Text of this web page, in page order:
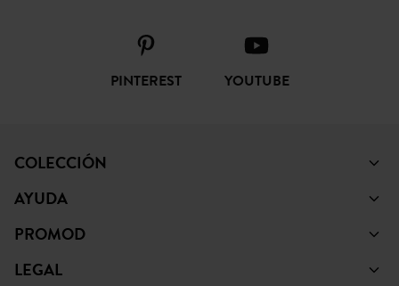
PINTEREST YOUTUBE
COLECCIÓN
AYUDA
PROMOD
LEGAL